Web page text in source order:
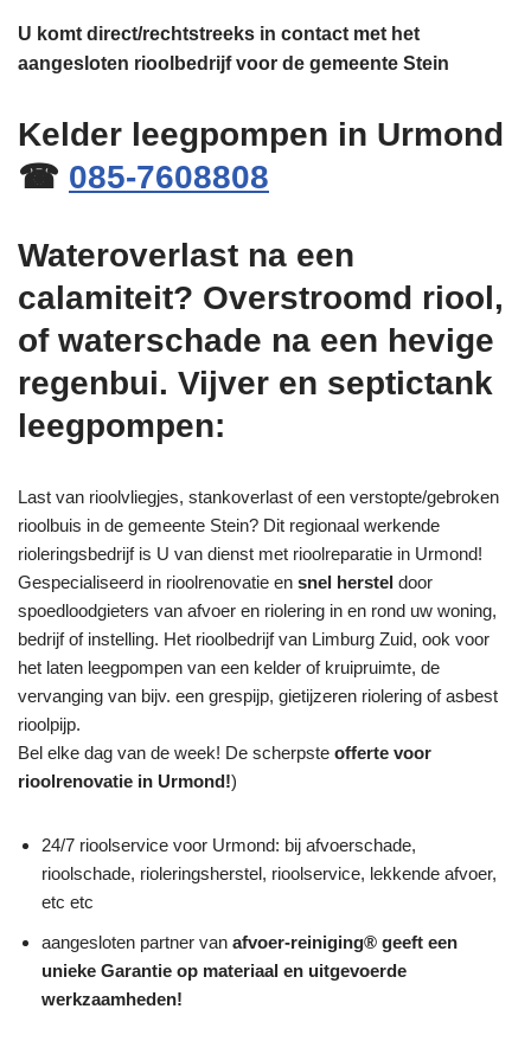
U komt direct/rechtstreeks in contact met het
aangesloten rioolbedrijf voor de gemeente Stein
Kelder leegpompen in Urmond
☎ 085-7608808
Wateroverlast na een
calamiteit? Overstroomd riool,
of waterschade na een hevige
regenbui. Vijver en septictank
leegpompen:
Last van rioolvliegjes, stankoverlast of een verstopte/gebroken
rioolbuis in de gemeente Stein? Dit regionaal werkende
rioleringsbedrijf is U van dienst met rioolreparatie in Urmond!
Gespecialiseerd in rioolrenovatie en snel herstel door
spoedloodgieters van afvoer en riolering in en rond uw woning,
bedrijf of instelling. Het rioolbedrijf van Limburg Zuid, ook voor
het laten leegpompen van een kelder of kruipruimte, de
vervanging van bijv. een grespijp, gietijzeren riolering of asbest
rioolpijp.
Bel elke dag van de week! De scherpste offerte voor
rioolrenovatie in Urmond!)
24/7 rioolservice voor Urmond: bij afvoerschade,
rioolschade, rioleringsherstel, rioolservice, lekkende afvoer,
etc etc
aangesloten partner van afvoer-reiniging® geeft een
unieke Garantie op materiaal en uitgevoerde
werkzaamheden!